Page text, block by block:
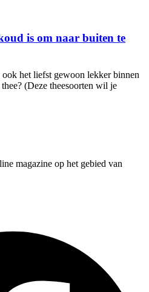
is om naar buiten te
het liefst gewoon lekker binnen
(Deze theesoorten wil je
magazine op het gebied van